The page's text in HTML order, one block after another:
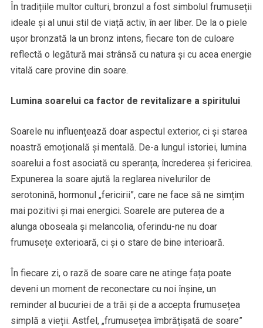
În tradițiile multor culturi, bronzul a fost simbolul frumuseții
ideale și al unui stil de viață activ, în aer liber. De la o piele
ușor bronzată la un bronz intens, fiecare ton de culoare
reflectă o legătură mai strânsă cu natura și cu acea energie
vitală care provine din soare.
Lumina soarelui ca factor de revitalizare a spiritului
Soarele nu influențează doar aspectul exterior, ci și starea
noastră emoțională și mentală. De-a lungul istoriei, lumina
soarelui a fost asociată cu speranța, încrederea și fericirea.
Expunerea la soare ajută la reglarea nivelurilor de
serotonină, hormonul „fericirii”, care ne face să ne simțim
mai pozitivi și mai energici. Soarele are puterea de a
alunga oboseala și melancolia, oferindu-ne nu doar
frumusețe exterioară, ci și o stare de bine interioară.
În fiecare zi, o rază de soare care ne atinge fața poate
deveni un moment de reconectare cu noi înșine, un
reminder al bucuriei de a trăi și de a accepta frumusețea
simplă a vieții. Astfel, „frumusețea îmbrățișată de soare”